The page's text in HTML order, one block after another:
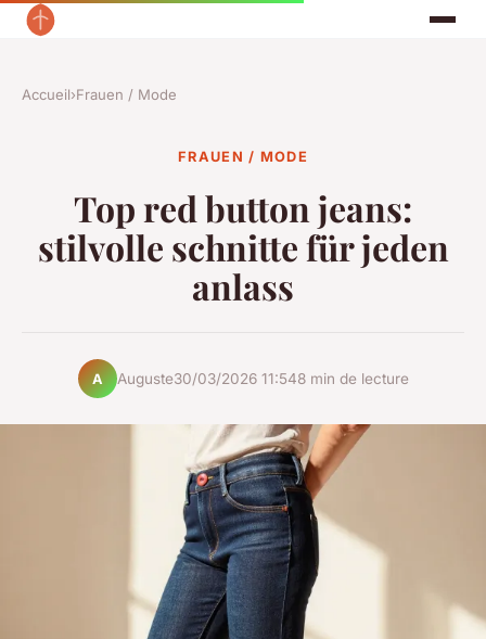
Accueil›Frauen / Mode
FRAUEN / MODE
Top red button jeans:
stilvolle schnitte für jeden
anlass
A Auguste30/03/2026 11:548 min de lecture